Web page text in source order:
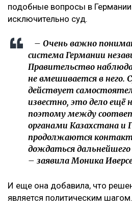
подобные вопросы в
исключительно суд.
– Очень важно
система Германии
Правительство
не вмешивается в него.
действует
известно, это дело ещё
поэтому между
органами Казахстана и
продолжаются
дождаться
– заявила Моника
И еще она добавила, что
является политическим шагом.